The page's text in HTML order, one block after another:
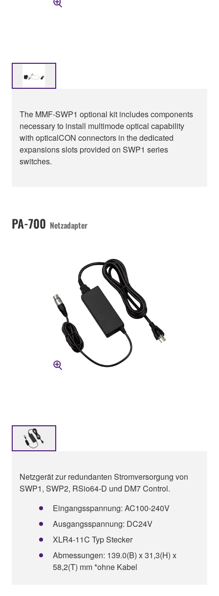
The MMF-SWP1 optional kit includes components
necessary to install multimode optical capability
with opticalCON connectors in the dedicated
expansions slots provided on SWP1 series
switches.
PA-700 Netzadapter
Netzgerät zur redundanten Stromversorgung von
SWP1, SWP2, RSio64-D und DM7 Control.
Eingangsspannung: AC100-240V
Ausgangsspannung: DC24V
XLR4-11C Typ Stecker
Abmessungen: 139.0(B) x 31,3(H) x
58,2(T) mm *ohne Kabel